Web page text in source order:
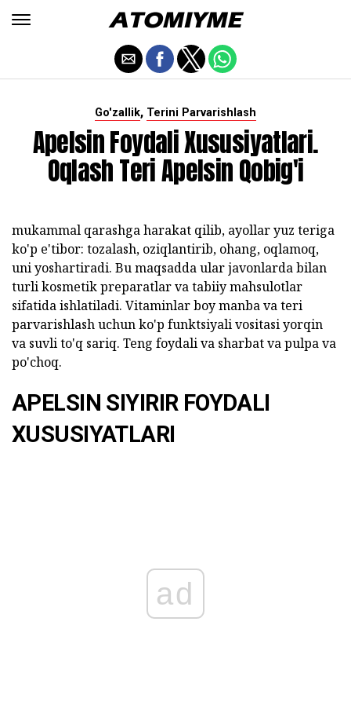
Go'zallik, Terini Parvarishlash
Apelsin Foydali Xususiyatlari.
Oqlash Teri Apelsin Qobig'i
mukammal qarashga harakat qilib, ayollar yuz teriga
ko'p e'tibor: tozalash, oziqlantirib, ohang, oqlamoq,
uni yoshartiradi. Bu maqsadda ular javonlarda bilan
turli kosmetik preparatlar va tabiiy mahsulotlar
sifatida ishlatiladi. Vitaminlar boy manba va teri
parvarishlash uchun ko'p funktsiyali vositasi yorqin
va suvli to'q sariq. Teng foydali va sharbat va pulpa va
po'choq.
APELSIN SIYIRIR FOYDALI
XUSUSIYATLARI
ad